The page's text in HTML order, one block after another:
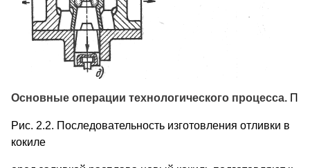
Основные операции технологического процесса. П
Рис. 2.2. Последовательность из­готовления отливки в
кокиле